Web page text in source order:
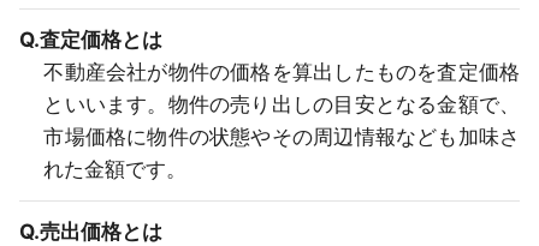
Q.査定価格とは
不動産会社が物件の価格を算出したものを査定価格
といいます。物件の売り出しの目安となる金額で、
市場価格に物件の状態やその周辺情報なども加味さ
れた金額です。
Q.売出価格とは